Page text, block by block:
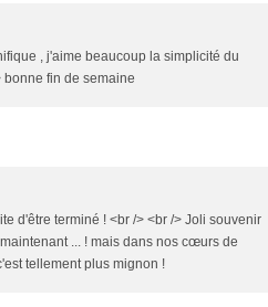
, j'aime beaucoup la simplicité du
bonne fin de semaine
d'être terminé ! <br /> <br /> Joli souvenir
... ! mais dans nos cœurs de
tellement plus mignon !